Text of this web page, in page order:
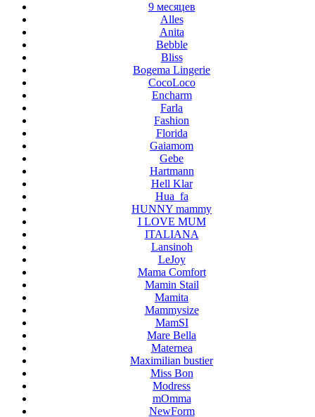
9 месяцев
Alles
Anita
Bebble
Bliss
Bogema Lingerie
CocoLoco
Encharm
Farla
Fashion
Florida
Gaiamom
Gebe
Hartmann
Hell Klar
Hua_fa
HUNNY mammy
I LOVE MUM
ITALIANA
Lansinoh
LeJoy
Mama Comfort
Mamin Stail
Mamita
Mammysize
MamSI
Mare Bella
Maternea
Maximilian bustier
Miss Bon
Modress
mOmma
NewForm